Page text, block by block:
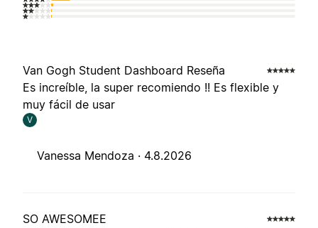
Van Gogh Student Dashboard Reseña
Es increíble, la super recomiendo !! Es flexible y
muy fácil de usar
V
Vanessa Mendoza · 4.8.2026
SO AWESOMEE